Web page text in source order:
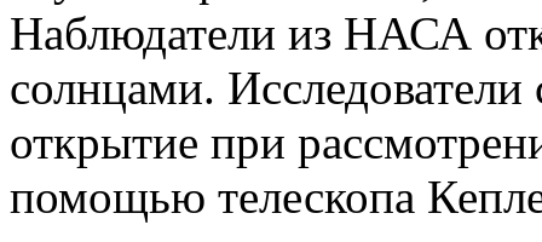
Наблюдатели из НАСА
солнцами. Исследователи
открытие при
помощью телескопа